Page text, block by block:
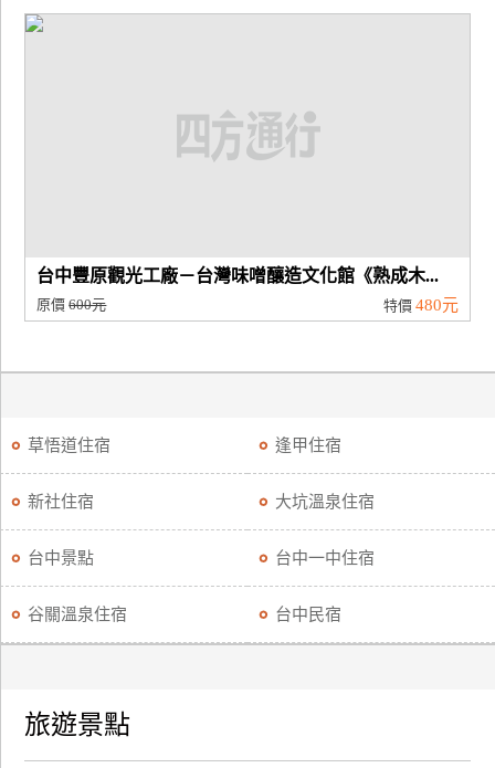
品
台中豐原觀光工廠－台灣味噌釀造文化館《熟成木...
原價600元 特價 480元
草悟道住宿 逢甲住宿
新社住宿 大坑溫泉住宿
台中景點 台中一中住宿
谷關溫泉住宿 台中民宿
旅遊景點